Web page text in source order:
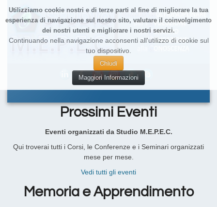
Utilizziamo cookie nostri e di terze parti al fine di migliorare la tua
esperienza di navigazione sul nostro sito, valutare il coinvolgimento
dei nostri utenti e migliorare i nostri servizi.
Continuando nella navigazione acconsenti all'utilizzo di cookie sul
tuo dispositivo.
Chiudi
Maggiori Informazioni
Prossimi Eventi
Eventi organizzati da Studio M.E.P.E.C.
Qui troverai tutti i Corsi, le Conferenze e i Seminari organizzati
mese per mese.
Vedi tutti gli eventi
Memoria e Apprendimento